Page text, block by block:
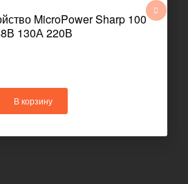
MicroPower Sharp 100
130А 220В
В корзину